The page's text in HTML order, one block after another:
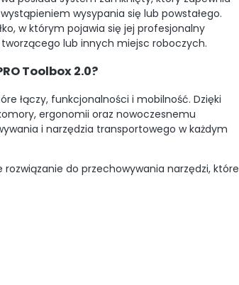
wysypania się lub powstałego.
w którym pojawia się jej profesjonalny
lub innych miejsc roboczych.
Toolbox 2.0?
łączy, funkcjonalności i mobilność. Dzięki
ergonomii oraz nowoczesnemu
i narzędzia transportowego w każdym
rozwiązanie do przechowywania narzędzi, które